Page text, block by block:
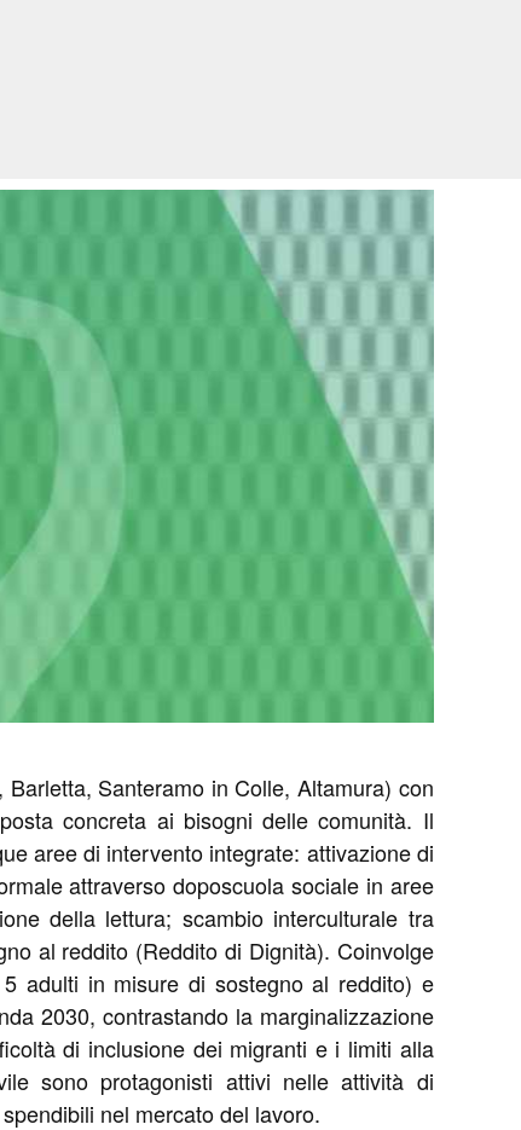
Santeramo in Colle, Altamura) con
concreta ai bisogni delle comunità. Il
aree di intervento integrate: attivazione di
attraverso doposcuola sociale in aree
della lettura; scambio interculturale tra
al reddito (Reddito di Dignità). Coinvolge
adulti in misure di sostegno al reddito) e
2030, contrastando la marginalizzazione
di inclusione dei migranti e i limiti alla
sono protagonisti attivi nelle attività di
nel mercato del lavoro.